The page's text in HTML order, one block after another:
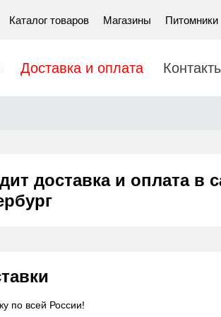
Каталог товаров Магазины Питомники
Доставка и оплата
доставка и оплата
по всей России!